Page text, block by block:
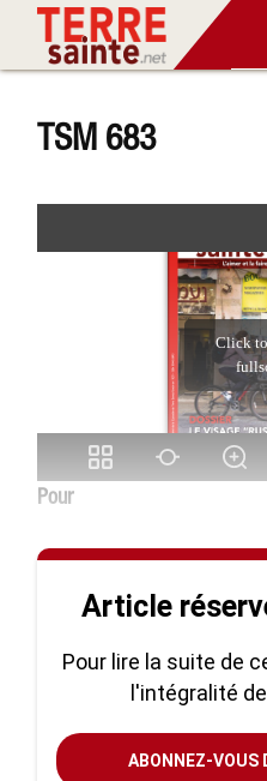
TSM 683
Pour
Article
Pour lire la suite de
l'intégralité
ABONNEZ-VOUS